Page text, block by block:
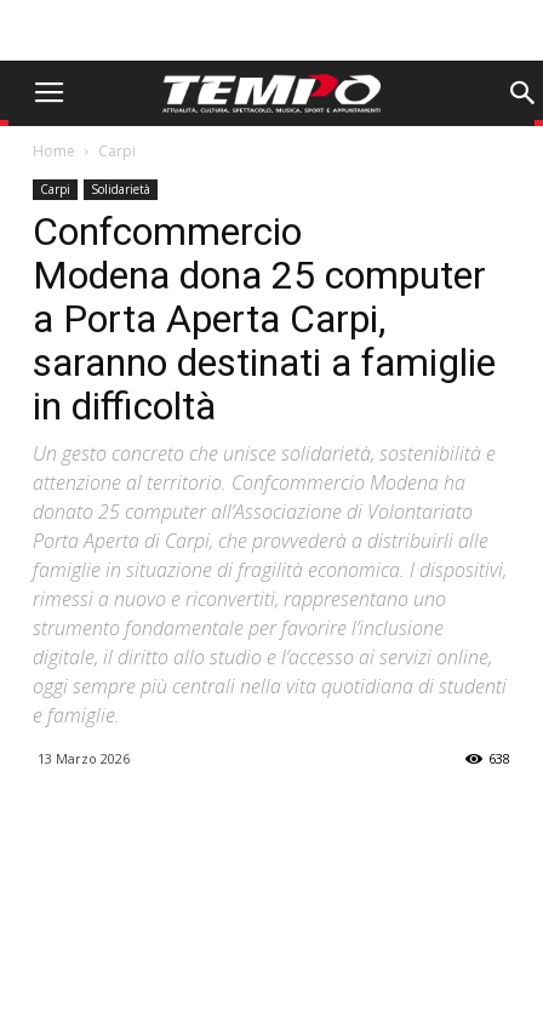
Home Carpi
Carpi Solidarietà
Confcommercio
Modena dona 25 computer
a Porta Aperta Carpi,
saranno destinati a famiglie
in difficoltà
Un gesto concreto che unisce solidarietà, sostenibilità e
attenzione al territorio. Confcommercio Modena ha
donato 25 computer all’Associazione di Volontariato
Porta Aperta di Carpi, che provvederà a distribuirli alle
famiglie in situazione di fragilità economica. I dispositivi,
rimessi a nuovo e riconvertiti, rappresentano uno
strumento fondamentale per favorire l’inclusione
digitale, il diritto allo studio e l’accesso ai servizi online,
oggi sempre più centrali nella vita quotidiana di studenti
e famiglie.
13 Marzo 2026 638